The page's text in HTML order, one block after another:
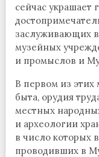
сейчас украшает
заслуживающих
музейных
и промыслов и
В первом из
быта, орудия
местных
и археологии
в число которых
проводивших в